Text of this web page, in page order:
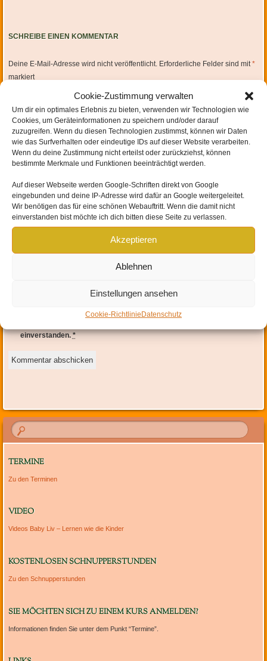
Cookie-Zustimmung verwalten
Um dir ein optimales Erlebnis zu bieten, verwenden wir Technologien wie
Cookies, um Geräteinformationen zu speichern und/oder darauf
zuzugreifen. Wenn du diesen Technologien zustimmst, können wir Daten
wie das Surfverhalten oder eindeutige IDs auf dieser Website verarbeiten.
Wenn du deine Zustimmung nicht erteilst oder zurückziehst, können
bestimmte Merkmale und Funktionen beeinträchtigt werden.
Auf dieser Webseite werden Google-Schriften direkt von Google
eingebunden und deine IP-Adresse wird dafür an Google weitergeleitet.
Wir benötigen das für eine schönen Webauftritt. Wenn die damit nicht
einverstanden bist möchte ich dich bitten diese Seite zu verlassen.
Akzeptieren
Ablehnen
Einstellungen ansehen
Cookie-RichtlinieDatenschutz
SCHREIBE EINEN KOMMENTAR
Deine E-Mail-Adresse wird nicht veröffentlicht. Erforderliche Felder sind mit*
markiert
Name*
einverstanden.*
TERMINE
Zu den Terminen
VIDEO
Videos Baby Liv – Lernen wie die Kinder
KOSTENLOSEN SCHNUPPERSTUNDEN
Zu den Schnupperstunden
SIE MÖCHTEN SICH ZU EINEM KURS ANMELDEN?
Informationen finden Sie unter dem Punkt “Termine”.